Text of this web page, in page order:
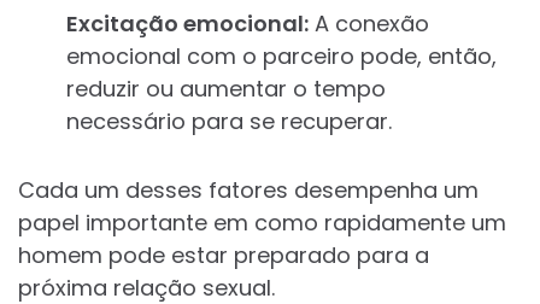
Excitação emocional: A conexão
emocional com o parceiro pode, então,
reduzir ou aumentar o tempo
necessário para se recuperar.
Cada um desses fatores desempenha um
papel importante em como rapidamente um
homem pode estar preparado para a
próxima relação sexual.